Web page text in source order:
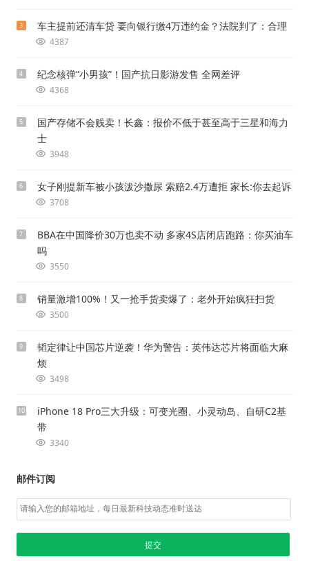
3 车主提前还清车贷 要向银行缴4万违约金？法院判了：合理
4387
4 纪念核弹“小男孩”！国产抗日影游发售 全网差评
4368
5
国产存储不会贱卖！长鑫：报价不低于甚至高于三星和海力
士
3948
6 女子刚提新车被小孩泼沙撒尿 索赔2.4万遭拒 家长:你去起诉
3708
7
BBA在中国降价30万也卖不动 多家4S店闭店跑路：你买油车
吗
3550
8 销量激增100%！又一抢手货卖爆了：老外开始疯狂扫货
3500
9
韬定律让中国芯片逆袭！华为警告：英伟达芯片将面临大麻
烦
3498
10
iPhone 18 Pro三大升级：可变光圈、小灵动岛、自研C2基
带
3340
邮件订阅